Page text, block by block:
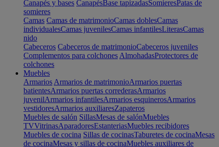
Canapés y bases CanapésBase tapizadasSomieresPatas de
somieres
Camas Camas de matrimonioCamas doblesCamas
individualesCamas juvenilesCamas infantilesLiterasCamas
nido
Cabeceros Cabeceros de matrimonioCabeceros juveniles
Complementos para colchones AlmohadasProtectores de
colchones
Muebles
Armarios Armarios de matrimonioArmarios puertas
batientesArmarios puertas correderasArmarios
juvenilArmarios infantilesArmarios esquinerosArmarios
vestidoresArmarios auxiliaresZapateros
Muebles de salón SillasMesas de salónMuebles
TVVitrinasAparadoresEstanteriasMuebles recibidores
Muebles de cocina Sillas de cocinasTaburetes de cocinaMesas
de cocinaMesas y sillas de cocinaMuebles auxiliares de